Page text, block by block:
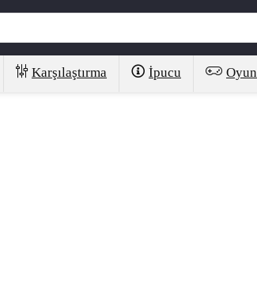
Karşılaştırma İpucu Oyun